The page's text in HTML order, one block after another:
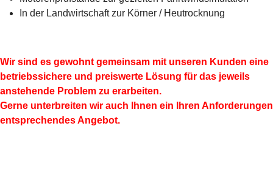
In der Landwirtschaft zur Körner / Heutrocknung
Wir sind es gewohnt gemeinsam mit unseren Kunden eine
betriebssichere und preiswerte Lösung für das jeweils
anstehende Problem zu erarbeiten.
Gerne unterbreiten wir auch Ihnen ein Ihren Anforderungen
entsprechendes Angebot.